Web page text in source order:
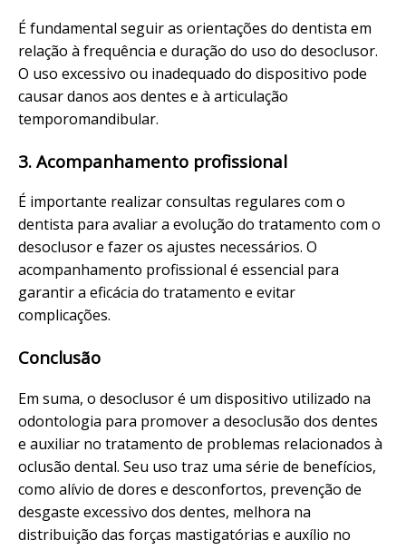
É fundamental seguir as orientações do dentista em
relação à frequência e duração do uso do desoclusor.
O uso excessivo ou inadequado do dispositivo pode
causar danos aos dentes e à articulação
temporomandibular.
3. Acompanhamento profissional
É importante realizar consultas regulares com o
dentista para avaliar a evolução do tratamento com o
desoclusor e fazer os ajustes necessários. O
acompanhamento profissional é essencial para
garantir a eficácia do tratamento e evitar
complicações.
Conclusão
Em suma, o desoclusor é um dispositivo utilizado na
odontologia para promover a desoclusão dos dentes
e auxiliar no tratamento de problemas relacionados à
oclusão dental. Seu uso traz uma série de benefícios,
como alívio de dores e desconfortos, prevenção de
desgaste excessivo dos dentes, melhora na
distribuição das forças mastigatórias e auxílio no